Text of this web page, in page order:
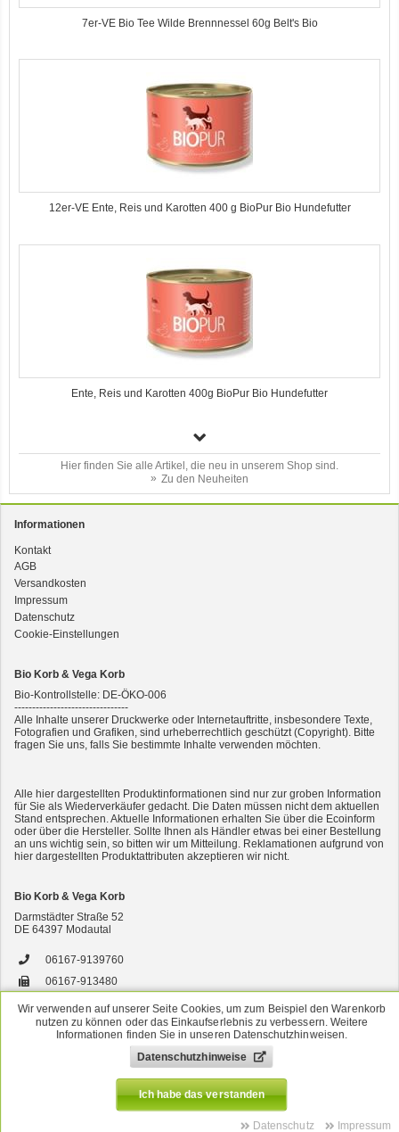
7er-VE Bio Tee Wilde Brennnessel 60g Belt's Bio
12er-VE Ente, Reis und Karotten 400 g BioPur Bio Hundefutter
Ente, Reis und Karotten 400g BioPur Bio Hundefutter
3er-SET Bio Sticks Soft (weiche Hundeleckerli) Huhn 150g Dog's Love
Hier finden Sie alle Artikel, die neu in unserem Shop sind.
Zu den Neuheiten
Informationen
Kontakt
AGB
Versandkosten
Impressum
Datenschutz
Cookie-Einstellungen
Bio Korb & Vega Korb
Bio-Kontrollstelle: DE-ÖKO-006
--------------------------------
Alle Inhalte unserer Druckwerke oder Internetauftritte, insbesondere Texte,
Fotografien und Grafiken, sind urheberrechtlich geschützt (Copyright). Bitte
fragen Sie uns, falls Sie bestimmte Inhalte verwenden möchten.
Alle hier dargestellten Produktinformationen sind nur zur groben Information
für Sie als Wiederverkäufer gedacht. Die Daten müssen nicht dem aktuellen
Stand entsprechen. Aktuelle Informationen erhalten Sie über die Ecoinform
oder über die Hersteller. Sollte Ihnen als Händler etwas bei einer Bestellung
an uns wichtig sein, so bitten wir um Mitteilung. Reklamationen aufgrund von
hier dargestellten Produktattributen akzeptieren wir nicht.
Bio Korb & Vega Korb
Darmstädter Straße 52
DE 64397 Modautal
06167-9139760
06167-913480
versand@bsbio.de
www.bio-korb.de
Alle Preise verstehen sich inkl. MwSt. Alle Angebote sind freibleibend zzgl.
Shopsystem & Warenwirtschaft bye-vendo
Zur klassischen Ansicht wechseln
Wir verwenden auf unserer Seite Cookies, um zum Beispiel den Warenkorb
nutzen zu können oder das Einkaufserlebnis zu verbessern. Weitere
Informationen finden Sie in unseren Datenschutzhinweisen.
Datenschutzhinweise
Ich habe das verstanden
Datenschutz Impressum